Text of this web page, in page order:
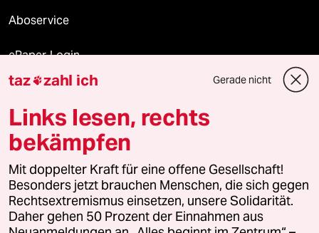
Aboservice
ePaper Login
Downloads für Abonnierende
© 2026 taz Verlags und Vertriebs GmbH
Alle Rechte vorbehalten. Bei rechtlichen Fragen oder für Genehmigungen
wenden Sie sich bitte an lizenzen@taz.de
Feedback Redaktionsstatut Kommune-Richtlinien
taz zahl ich Gerade nicht
Links lesen, rechts
bekämpfen
Mit doppelter Kraft für eine offene Gesellschaft!
Besonders jetzt brauchen Menschen, die sich gegen
Rechtsextremismus einsetzen, unsere Solidarität.
Daher gehen 50 Prozent der Einnahmen aus